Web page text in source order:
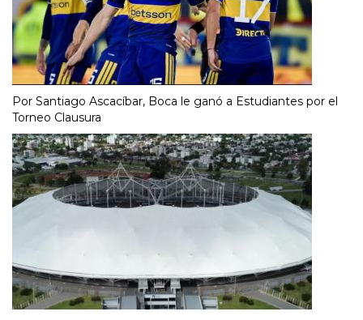
Por Santiago Ascacíbar, Boca le ganó a Estudiantes por el
Torneo Clausura